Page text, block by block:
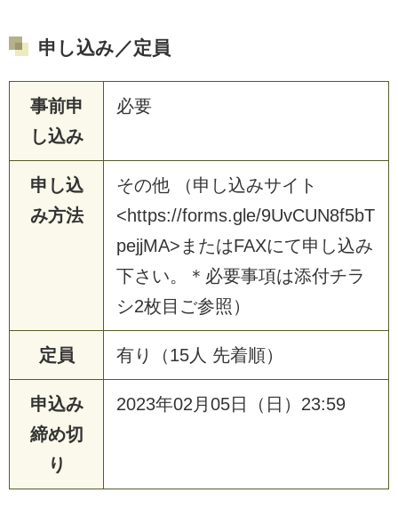
申し込み／定員
事前申
し込み
必要
申し込
み方法
その他 （申し込みサイト
<https://forms.gle/9UvCUN8f5bT
pejjMA>またはFAXにて申し込み
下さい。＊必要事項は添付チラ
シ2枚目ご参照）
定員 有り（15人 先着順）
申込み
締め切
り
2023年02月05日（日）23:59